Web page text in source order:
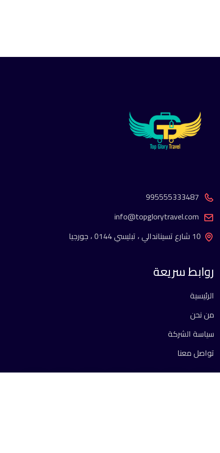
995555333487
info@topglorytravel.com
10 شارع تسيناندالي ، تبليسي 0144 ، جورجيا
روابط سريعة
الرئيسية
من نحن
سياسة الشركة
تواصل معنا